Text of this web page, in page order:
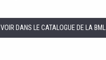
VOIR DANS LE CATALOGUE DE LA BML